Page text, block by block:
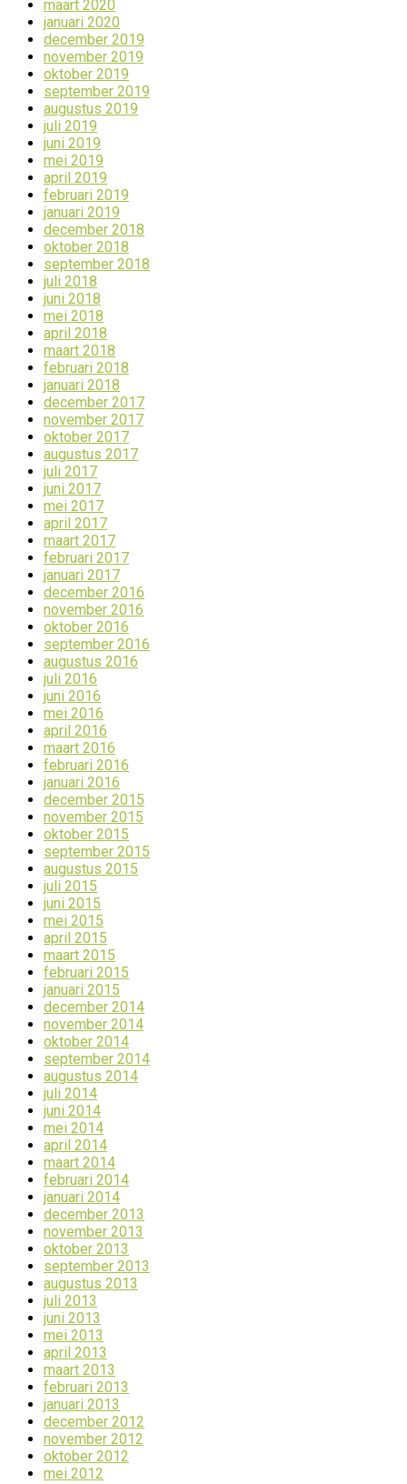
maart 2020
januari 2020
december 2019
november 2019
oktober 2019
september 2019
augustus 2019
juli 2019
juni 2019
mei 2019
april 2019
februari 2019
januari 2019
december 2018
oktober 2018
september 2018
juli 2018
juni 2018
mei 2018
april 2018
maart 2018
februari 2018
januari 2018
december 2017
november 2017
oktober 2017
augustus 2017
juli 2017
juni 2017
mei 2017
april 2017
maart 2017
februari 2017
januari 2017
december 2016
november 2016
oktober 2016
september 2016
augustus 2016
juli 2016
juni 2016
mei 2016
april 2016
maart 2016
februari 2016
januari 2016
december 2015
november 2015
oktober 2015
september 2015
augustus 2015
juli 2015
juni 2015
mei 2015
april 2015
maart 2015
februari 2015
januari 2015
december 2014
november 2014
oktober 2014
september 2014
augustus 2014
juli 2014
juni 2014
mei 2014
april 2014
maart 2014
februari 2014
januari 2014
december 2013
november 2013
oktober 2013
september 2013
augustus 2013
juli 2013
juni 2013
mei 2013
april 2013
maart 2013
februari 2013
januari 2013
december 2012
november 2012
oktober 2012
mei 2012